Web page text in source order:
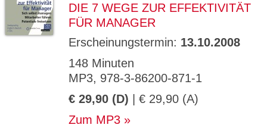
DIE 7 WEGE ZUR EFFEKTIVITÄT
FÜR MANAGER
Erscheinungstermin: 13.10.2008
148 Minuten
MP3, 978-3-86200-871-1
€ 29,90 (D) | € 29,90 (A)
Zum MP3